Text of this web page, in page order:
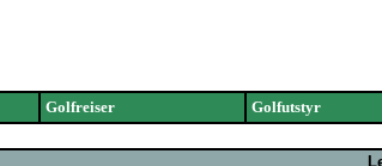
Golfreiser Golfutstyr